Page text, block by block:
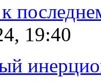
19:40